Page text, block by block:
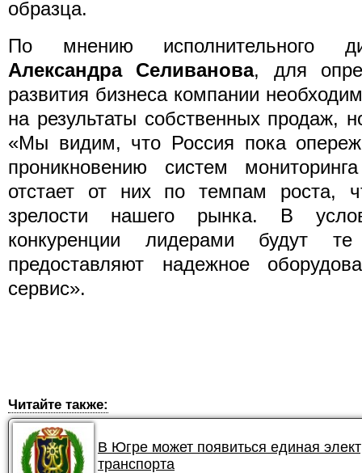
образца.
По мнению исполнительного
Александра Селиванова, для
развития бизнеса компании
на результаты собственных продаж,
«Мы видим, что Россия пока
проникновению систем
отстает от них по темпам роста,
зрелости нашего рынка. В
конкуренции лидерами будут
предоставляют надежное
сервис».
Читайте также:
В Югре может появиться единая
транспорта